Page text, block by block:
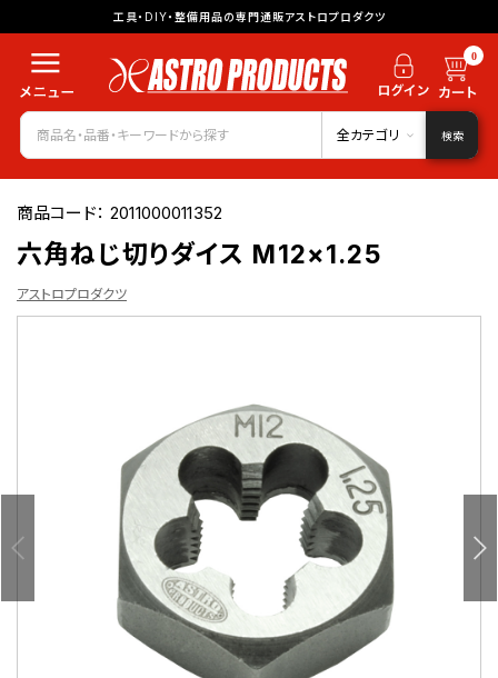
工具・DIY・整備用品の専門通販アストロプロダクツ
0
全カテゴリ 検索
商品コード：2011000011352
六角ねじ切りダイス M12×1.25
アストロプロダクツ